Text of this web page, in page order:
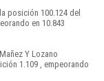
posición 100.124 del
en 10.843
Y Lozano
1.109 , empeorando